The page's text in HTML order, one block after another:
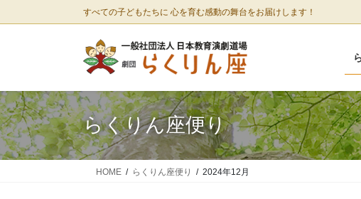
ン
に
移
動
ビ
ョ
ン
に
移
動
すべての子どもたちに 心を育む感動の舞台をお届けします！
らくりん座便り
HOME らくりん座便り 2024年12月